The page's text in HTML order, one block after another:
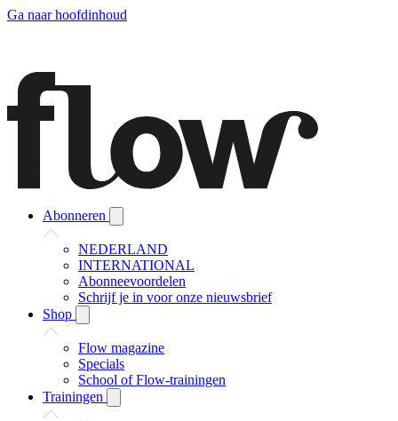
Ga naar hoofdinhoud
Abonneren
NEDERLAND
INTERNATIONAL
Abonneevoordelen
Schrijf je in voor onze nieuwsbrief
Shop
Flow magazine
Specials
School of Flow-trainingen
Trainingen